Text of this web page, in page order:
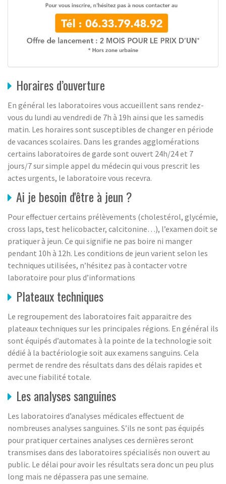
Horaires d’ouverture
En général les laboratoires vous accueillent sans rendez-
vous du lundi au vendredi de 7h à 19h ainsi que les samedis
matin. Les horaires sont susceptibles de changer en période
de vacances scolaires. Dans les grandes agglomérations
certains laboratoires de garde sont ouvert 24h/24 et 7
jours/7 sur simple appel du médecin qui vous prescrit les
actes urgents, le laboratoire vous recevra.
Ai je besoin d'être à jeun ?
Pour effectuer certains prélèvements (cholestérol, glycémie,
cross laps, test helicobacter, calcitonine…), l’examen doit se
pratiquer à jeun. Ce qui signifie ne pas boire ni manger
pendant 10h à 12h. Les conditions de jeun varient selon les
techniques utilisées, n’hésitez pas à contacter votre
laboratoire pour plus d’informations
Plateaux techniques
Le regroupement des laboratoires fait apparaitre des
plateaux techniques sur les principales régions. En général ils
sont équipés d’automates à la pointe de la technologie soit
dédié à la bactériologie soit aux examens sanguins. Cela
permet de rendre des résultats dans des délais rapides et
avec une fiabilité totale.
Les analyses sanguines
Les laboratoires d’analyses médicales effectuent de
nombreuses analyses sanguines. S’ils ne sont pas équipés
pour pratiquer certaines analyses ces dernières seront
transmises dans des laboratoires spécialisés non ouvert au
public. Le délai pour avoir les résultats sera donc un peu plus
long mais ne dépassera pas une semaine.